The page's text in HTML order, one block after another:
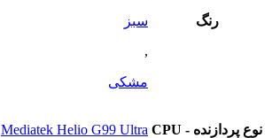
ممکن
شوند
رنگ
سبز
,
مشکی
نوع پردازنده - CPU Mediatek Helio G99 Ultra